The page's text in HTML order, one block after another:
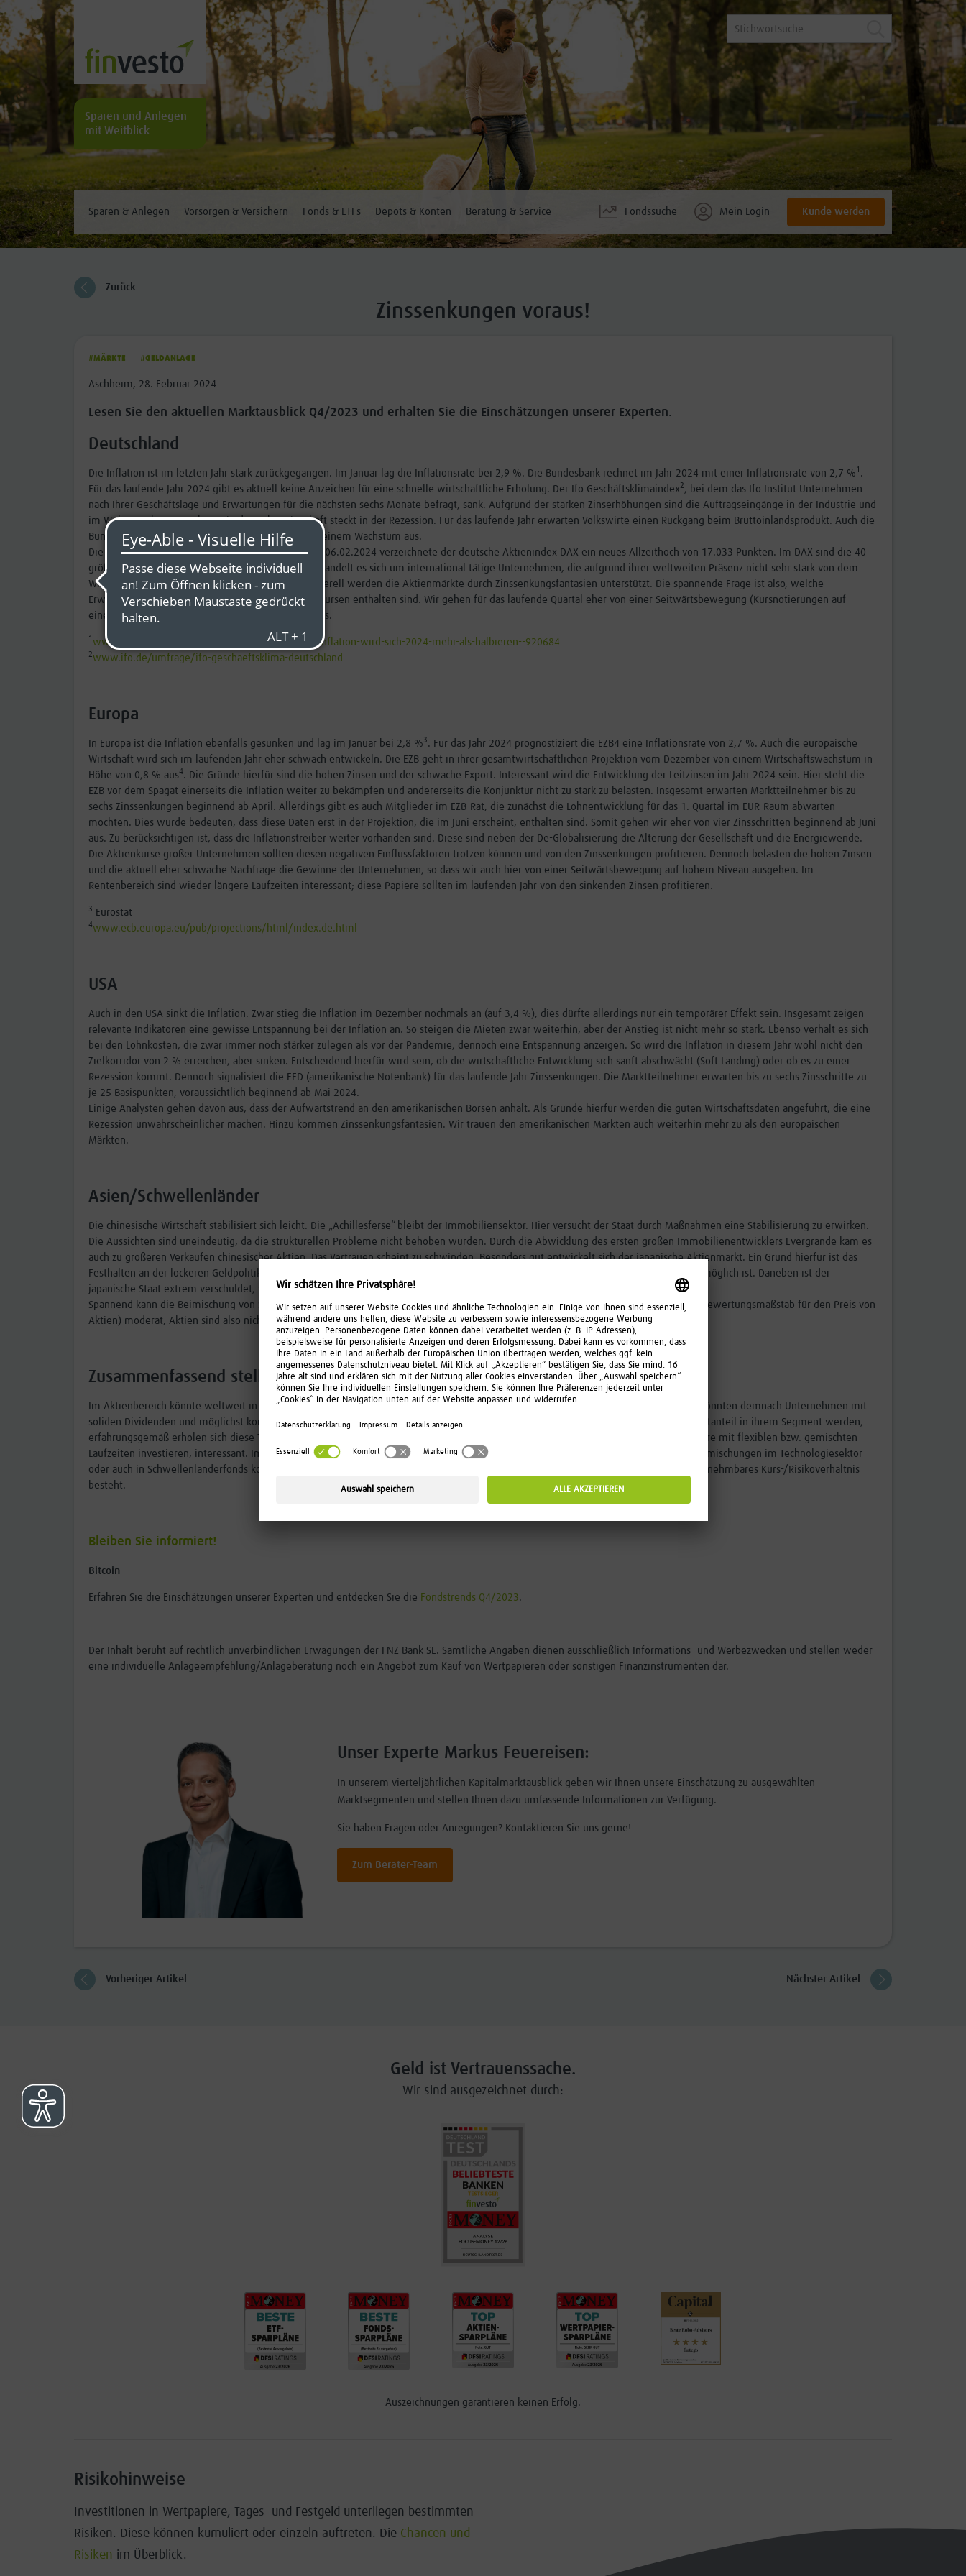
Sparen und Anlegen
mit Weitblick
Sparen & Anlegen Vorsorgen & Versichern Fonds & ETFs Depots & Konten Beratung & Service Fondssuche Mein Login Kunde werden
Zurück
Zinssenkungen voraus!
#MÄRKTE #GELDANLAGE
Aschheim, 28. Februar 2024
Lesen Sie den aktuellen Marktausblick Q4/2023 und erhalten Sie die Einschätzungen unserer Experten.
Deutschland
Die Inflation ist im letzten Jahr stark zurückgegangen. Im Januar lag die Inflationsrate bei 2,9 %. Die Bundesbank rechnet im Jahr 2024 mit einer Inflationsrate von 2,7 %1 .
Für das laufende Jahr 2024 gibt es aktuell keine Anzeichen für eine schnelle wirtschaftliche Erholung. Der Ifo Geschäftsklimaindex2, bei dem das Ifo Institut Unternehmen
nach Ihrer Geschäftslage und Erwartungen für die nächsten sechs Monate befragt, sank. Aufgrund der starken Zinserhöhungen sind die Auftragseingänge in der Industrie und
im Wohnungsbau gesunken. Die deutsche Wirtschaft steckt in der Rezession. Für das laufende Jahr erwarten Volkswirte einen Rückgang beim Bruttoinlandsprodukt. Auch die
Bundesbank geht erst für die Jahre 2025/2026 von einem Wachstum aus.
Die Aktienmärkte hingegen laufen sehr positiv. Am 06.02.2024 verzeichnete der deutsche Aktienindex DAX ein neues Allzeithoch von 17.033 Punkten. Im DAX sind die 40
größten deutschen Unternehmen gelistet. Hierbei handelt es sich um international tätige Unternehmen, die aufgrund ihrer weltweiten Präsenz nicht sehr stark von dem
Wirtschaftsstandort Deutschland abhängig sind. Generell werden die Aktienmärkte durch Zinssenkungsfantasien unterstützt. Die spannende Frage ist also, welche
Erwartungen an die Zinspolitik schon in den Aktienkursen enthalten sind. Wir gehen für das laufende Quartal eher von einer Seitwärtsbewegung (Kursnotierungen auf
einem Niveau ohne größere Schwankungsbreite) aus.
1 www.bundesbank.de/de/presse/interviews/-die-inflation-wird-sich-2024-mehr-als-halbieren--920684
2www.ifo.de/umfrage/ifo-geschaeftsklima-deutschland
Europa
In Europa ist die Inflation ebenfalls gesunken und lag im Januar bei 2,8 %3. Für das Jahr 2024 prognostiziert die EZB4 eine Inflationsrate von 2,7 %. Auch die europäische
Wirtschaft wird sich im laufenden Jahr eher schwach entwickeln. Die EZB geht in ihrer gesamtwirtschaftlichen Projektion vom Dezember von einem Wirtschaftswachstum in
Höhe von 0,8 % aus4. Die Gründe hierfür sind die hohen Zinsen und der schwache Export. Interessant wird die Entwicklung der Leitzinsen im Jahr 2024 sein. Hier steht die
EZB vor dem Spagat einerseits die Inflation weiter zu bekämpfen und andererseits die Konjunktur nicht zu stark zu belasten. Insgesamt erwarten Marktteilnehmer bis zu
sechs Zinssenkungen beginnend ab April. Allerdings gibt es auch Mitglieder im EZB-Rat, die zunächst die Lohnentwicklung für das 1. Quartal im EUR-Raum abwarten
möchten. Dies würde bedeuten, dass diese Daten erst in der Projektion, die im Juni erscheint, enthalten sind. Somit gehen wir eher von vier Zinsschritten beginnend ab Juni
aus. Zu berücksichtigen ist, dass die Inflationstreiber weiter vorhanden sind. Diese sind neben der De-Globalisierung die Alterung der Gesellschaft und die Energiewende.
Die Aktienkurse großer Unternehmen sollten diesen negativen Einflussfaktoren trotzen können und von den Zinssenkungen profitieren. Dennoch belasten die hohen Zinsen
und die aktuell eher schwache Nachfrage die Gewinne der Unternehmen, so dass wir auch hier von einer Seitwärtsbewegung auf hohem Niveau ausgehen. Im
Rentenbereich sind wieder längere Laufzeiten interessant; diese Papiere sollten im laufenden Jahr von den sinkenden Zinsen profitieren.
3 Eurostat
4www.ecb.europa.eu/pub/projections/html/index.de.html
USA
Auch in den USA sinkt die Inflation. Zwar stieg die Inflation im Dezember nochmals an (auf 3,4 %), dies dürfte allerdings nur ein temporärer Effekt sein. Insgesamt zeigen
relevante Indikatoren eine gewisse Entspannung bei der Inflation an. So steigen die Mieten zwar weiterhin, aber der Anstieg ist nicht mehr so stark. Ebenso verhält es sich
bei den Lohnkosten, die zwar immer noch stärker zulegen als vor der Pandemie, dennoch eine Entspannung anzeigen. So wird die Inflation in diesem Jahr wohl nicht den
Zielkorridor von 2 % erreichen, aber sinken. Entscheidend hierfür wird sein, ob die wirtschaftliche Entwicklung sich sanft abschwächt (Soft Landing) oder ob es zu einer
Rezession kommt. Dennoch signalisiert die FED (amerikanische Notenbank) für das laufende Jahr Zinssenkungen. Die Marktteilnehmer erwarten bis zu sechs Zinsschritte zu
je 25 Basispunkten, voraussichtlich beginnend ab Mai 2024.
Einige Analysten gehen davon aus, dass der Aufwärtstrend an den amerikanischen Börsen anhält. Als Gründe hierfür werden die guten Wirtschaftsdaten angeführt, die eine
Rezession unwahrscheinlicher machen. Hinzu kommen Zinssenkungsfantasien. Wir trauen den amerikanischen Märkten auch weiterhin mehr zu als den europäischen
Märkten.
Asien/Schwellenländer
Die chinesische Wirtschaft stabilisiert sich leicht. Die „Achillesferse“ bleibt der Immobiliensektor. Hier versucht der Staat durch Maßnahmen eine Stabilisierung zu erwirken.
Die Aussichten sind uneindeutig, da die strukturellen Probleme nicht behoben wurden. Durch die Abwicklung des ersten großen Immobilienentwicklers Evergrande kam es
auch zu größeren Verkäufen chinesischer Aktien. Das Vertrauen scheint zu schwinden. Besonders gut entwickelt sich der japanische Aktienmarkt. Ein Grund hierfür ist das
Festhalten an der lockeren Geldpolitik über niedrige Zinsen, was aufgrund der niedrigen Inflation im Vergleich zu Europa und den USA möglich ist. Daneben ist der
japanische Staat extrem verschuldet, was Zinserhöhungen schwerer macht.
Spannend kann die Beimischung von Schwellenländerfonds aus Diversifikationsgründen sein. Auch sind die Kurs-Gewinn-Verhältnisse (Bewertungsmaßstab für den Preis von
Aktien) moderat, Aktien sind also nicht teuer. Auch das Gewinnwachstum wird sehr robust erwartet.
Zusammenfassend stellen wir Folgendes fest:
Im Aktienbereich könnte weltweit in Titel investiert werden, die ein nachhaltiges Geschäftsmodell vorweisen können. Schwerpunkte könnten demnach Unternehmen mit
soliden Dividenden und möglichst konjunkturunabhängigen Geschäftsmodellen sein. Interessant könnten Nebenwerte mit hohem Marktanteil in ihrem Segment werden,
erfahrungsgemäß erholen sich diese Titel schneller von einer schwachen Konjunkturphase. Auf der Rentenseite sind Fonds, die in Papiere mit flexiblen bzw. gemischten
Laufzeiten investieren, interessant. Im Mischfondsbereich tendieren wir zu flexiblen bzw. auch ausgewogenen Investmentansätzen. Beimischungen im Technologiesektor
oder auch in Schwellenländerfonds können für gewinnorientierte bzw. spekulative Anleger nach wie vor interessant sein, soweit ein annehmbares Kurs-/Risikoverhältnis
besteht.
Bleiben Sie informiert!
Bitcoin
Erfahren Sie die Einschätzungen unserer Experten und entdecken Sie die Fondstrends Q4/2023.
Der Inhalt beruht auf rechtlich unverbindlichen Erwägungen der FNZ Bank SE. Sämtliche Angaben dienen ausschließlich Informations- und Werbezwecken und stellen weder
eine individuelle Anlageempfehlung/Anlageberatung noch ein Angebot zum Kauf von Wertpapieren oder sonstigen Finanzinstrumenten dar.
Unser Experte Markus Feuereisen:
In unserem vierteljährlichen Kapitalmarktausblick geben wir Ihnen unsere Einschätzung zu ausgewählten
Marktsegmenten und stellen Ihnen dazu umfassende Informationen zur Verfügung.
Sie haben Fragen oder Anregungen? Kontaktieren Sie uns gerne!
Zum Berater-Team
Vorheriger Artikel Nächster Artikel
Geld ist Vertrauenssache.
Wir sind ausgezeichnet durch:
Auszeichnungen garantieren keinen Erfolg.
Risikohinweise
Investitionen in Wertpapiere, Tages- und Festgeld unterliegen bestimmten
Risiken. Diese können kumuliert oder einzeln auftreten. Die Chancen und
Risiken im Überblick.